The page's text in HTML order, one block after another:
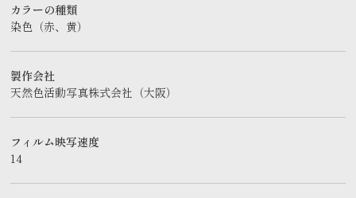
カラーの種類
染色（赤、黄）
製作会社
天然色活動写真株式会社（大阪）
フィルム映写速度
14